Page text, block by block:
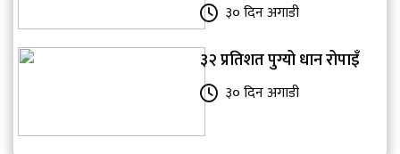
३० दिन अगाडी
३२ प्रतिशत पुग्यो धान रोपाइँ
३० दिन अगाडी